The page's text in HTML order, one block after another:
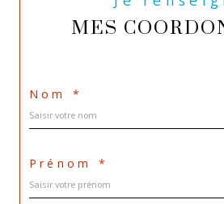
MES
Nom *
Prénom *